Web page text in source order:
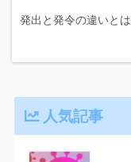
発出と発令の違いとは
人気記事